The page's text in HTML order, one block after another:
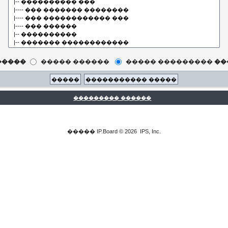
����� ������ ����� ���������
��������� ������
����� IP.Board© 2026 IPS, Inc